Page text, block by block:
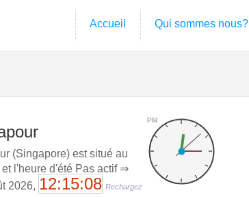
Accueil Qui sommes nous?
PM
(Singapore) est situé au
l'heure d'été Pas actif ⇒
2026, 12:15:09 Rechargez